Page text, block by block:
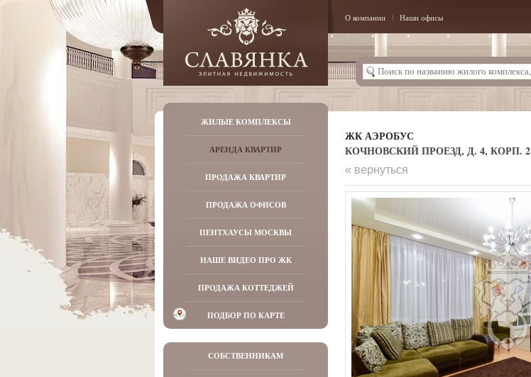
О компании Наши офисы
ЖИЛЫЕ КОМПЛЕКСЫ
АРЕНДА КВАРТИР
ПРОДАЖА КВАРТИР
ПРОДАЖА ОФИСОВ
ПЕНТХАУСЫ МОСКВЫ
НАШЕ ВИДЕО ПРО ЖК
ПРОДАЖА КОТТЕДЖЕЙ
ПОДБОР ПО КАРТЕ
СОБСТВЕННИКАМ
ЖК АЭРОБУС
КОЧНОВСКИЙ ПРОЕЗД, Д. 4, КОРП. 2
« вернуться